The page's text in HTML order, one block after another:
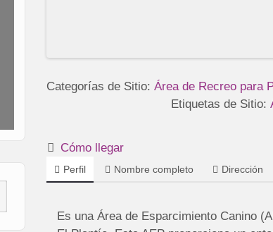
Categorías de Sitio: Área de Recreo para
Etiquetas de Sitio:
Cómo llegar
Perfil Nombre completo Dirección
Es una Área de Esparcimiento Canino